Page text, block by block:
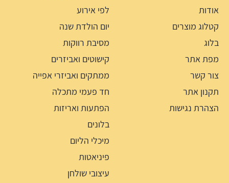
אודות
קטלוג מוצרים
בלוג
מפת אתר
צור קשר
תקנון אתר
הצהרת נגישות
לפי אירוע
יום הולדת שנה
מסיבת רווקות
קישוטים ואביזרים
ממתקים ואביזרי אפייה
חד פעמי מתכלה
הפתעות ואריזות
בלונים
מיכלי הליום
פיניאטות
עיצובי שולחן